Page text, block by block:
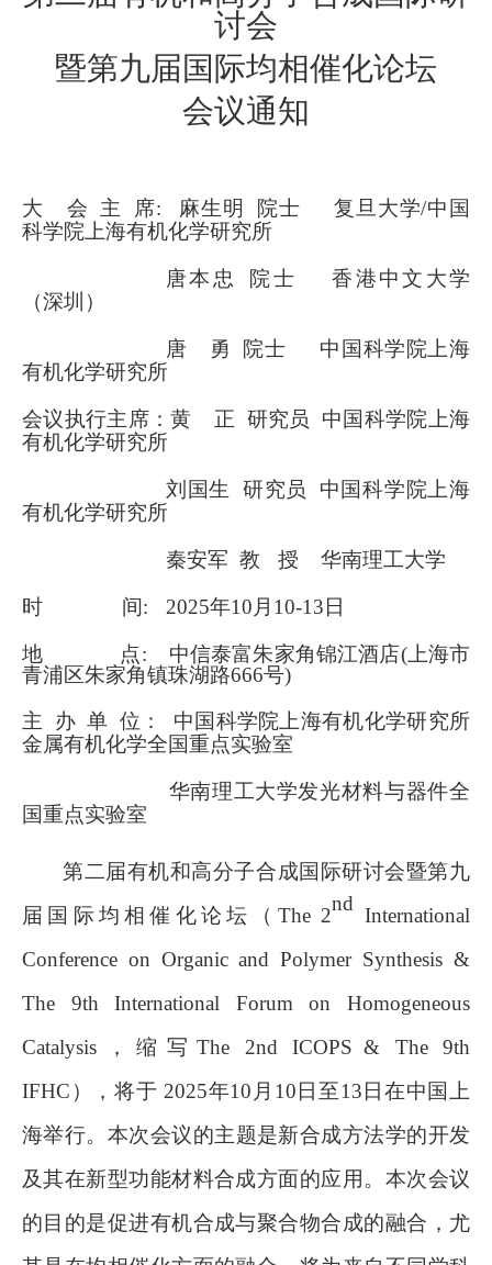
讨会
暨第九届国际均相催化论坛
会议通知
大 会 主 席: 麻生明 院士 复旦大学/中国
科学院上海有机化学研究所
唐本忠 院士 香港中文大学
（深圳）
唐 勇 院士 中国科学院上海
有机化学研究所
会议执行主席：黄 正 研究员 中国科学院上海
有机化学研究所
刘国生 研究员 中国科学院上海
有机化学研究所
秦安军 教 授 华南理工大学
时 间: 2025年10 月 10-1 3 日
地 点: 中信泰富朱家角锦江酒店(上海市
青浦区朱家角镇珠湖路666号)
主 办 单 位： 中国科学院上海有机化学研究所
金属有机化学全国重点实验室
华南理工大学发光材料与器件全
国重点实验室
第二届有机和高分子合成国际研讨会暨第九
届国际均相催化论坛（ The 2
nd
International
Conference on Organic and Polymer Synthesis &
The 9th International Forum on Homogeneous
Catalysis ，缩写 The 2nd ICOPS & The 9th
IFHC ）， 将于 2025年10 月 10 日至13 日在中国上
海举行。 本次会议的主题是新合成方法学的开发
及其在新型功能材料合成方面的应用。本次会议
的目的是促进有机合成与聚合物合成的融合，尤